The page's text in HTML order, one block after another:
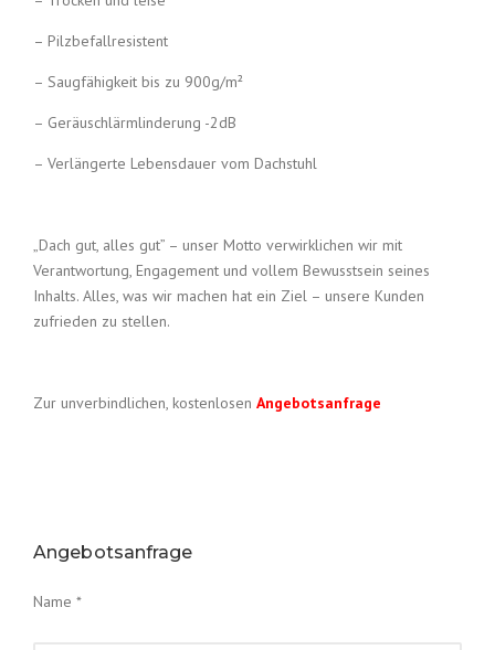
– Pilzbefallresistent
– Saugfähigkeit bis zu 900g/m²
– Geräuschlärmlinderung -2dB
– Verlängerte Lebensdauer vom Dachstuhl
„Dach gut, alles gut” – unser Motto verwirklichen wir mit
Verantwortung, Engagement und vollem Bewusstsein seines
Inhalts. Alles, was wir machen hat ein Ziel – unsere Kunden
zufrieden zu stellen.
Zur unverbindlichen, kostenlosen Angebotsanfrage
Angebotsanfrage
Name *